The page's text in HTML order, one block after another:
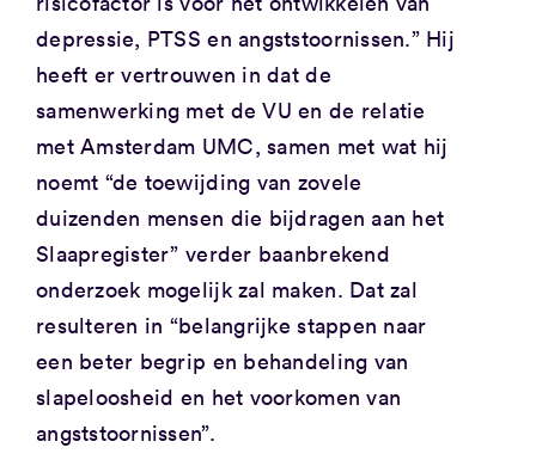
depressie, PTSS en angststoornissen.” Hij
heeft er vertrouwen in dat de
samenwerking met de VU en de relatie
met Amsterdam UMC, samen met wat hij
noemt “de toewijding van zovele
duizenden mensen die bijdragen aan het
Slaapregister” verder baanbrekend
onderzoek mogelijk zal maken. Dat zal
resulteren in “belangrijke stappen naar
een beter begrip en behandeling van
slapeloosheid en het voorkomen van
angststoornissen”.